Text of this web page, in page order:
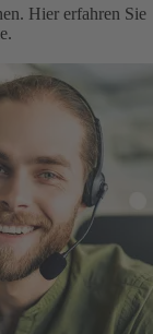
Hier erfahren Sie